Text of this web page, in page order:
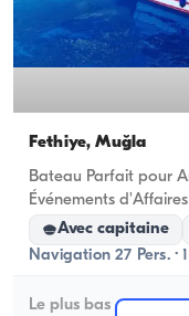
Fethiye, Muğla
Bateau Parfait pour
Événements d'Affaires
Avec capitaine
Navigation 27 Pers. ·
Le plus bas